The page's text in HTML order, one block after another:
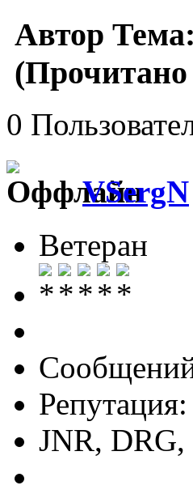
Автор
(Прочитано
0
VSergN
Ветеран
JNR, DRG,